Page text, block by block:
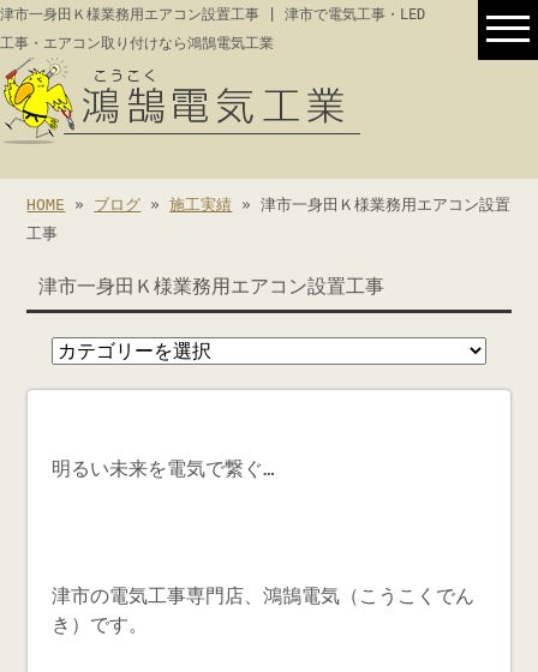
津市一身田Ｋ様業務用エアコン設置工事 | 津市で電気工事・LED
工事・エアコン取り付けなら鴻鵠電気工業
HOME » ブログ »施工実績 » 津市一身田Ｋ様業務用エアコン設置
工事
津市一身田Ｋ様業務用エアコン設置工事
明るい未来を電気で繋ぐ…
津市の電気工事専門店、鴻鵠電気（こうこくでん
き）です。